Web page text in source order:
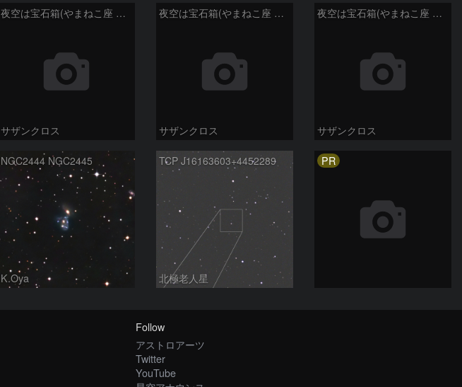
夜空は宝石箱(やまねこ座 NGC2683) Seestar50
サザンクロス
夜空は宝石箱(やまねこ座 NGC2683) Seestar50
サザンクロス
夜空は宝石箱(やまねこ座 NGC2683) Seestar50
サザンクロス
NGC2444 NGC2445
K.Oya
TCP J16163603+4452289
北極老人星
PR
Follow
アストロアーツ
Twitter
YouTube